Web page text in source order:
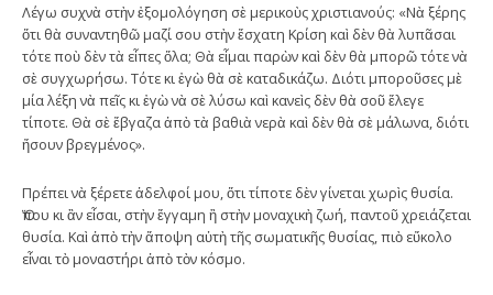
Λέγω συχνὰ στὴν ἐξομολόγηση σὲ μερικοὺς χριστιανούς: «Νὰ ξέρης
ὅτι θὰ συναντηθῶ μαζί σου στὴν ἔσχατη Κρίση καὶ δὲν θὰ λυπᾶσαι
τότε ποὺ δὲν τὰ εἶπες ὅλα; Θὰ εἶμαι παρὼν καὶ δὲν θὰ μπορῶ τότε νὰ
σὲ συγχωρήσω. Τότε κι ἐγὼ θὰ σὲ καταδικάζω. Διότι μποροῦσες μὲ
μία λέξη νὰ πεῖς κι ἐγὼ νὰ σὲ λύσω καὶ κανεὶς δὲν θὰ σοῦ ἔλεγε
τίποτε. Θὰ σὲ ἔβγαζα ἀπὸ τὰ βαθιὰ νερὰ καὶ δὲν θὰ σὲ μάλωνα, διότι
ἤσουν βρεγμένος».
Πρέπει νὰ ξέρετε ἀδελφοί μου, ὅτι τίποτε δὲν γίνεται χωρὶς θυσία.
Ὅπου κι ἂν εἶσαι, στὴν ἔγγαμη ἢ στὴν μοναχικὴ ζωή, παντοῦ χρειάζεται
θυσία. Καὶ ἀπὸ τὴν ἄποψη αὐτὴ τῆς σωματικῆς θυσίας, πιὸ εὔκολο
εἶναι τὸ μοναστήρι ἀπὸ τὸν κόσμο.